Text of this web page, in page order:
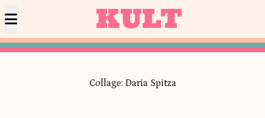
KULT
Collage: Daria Spitza